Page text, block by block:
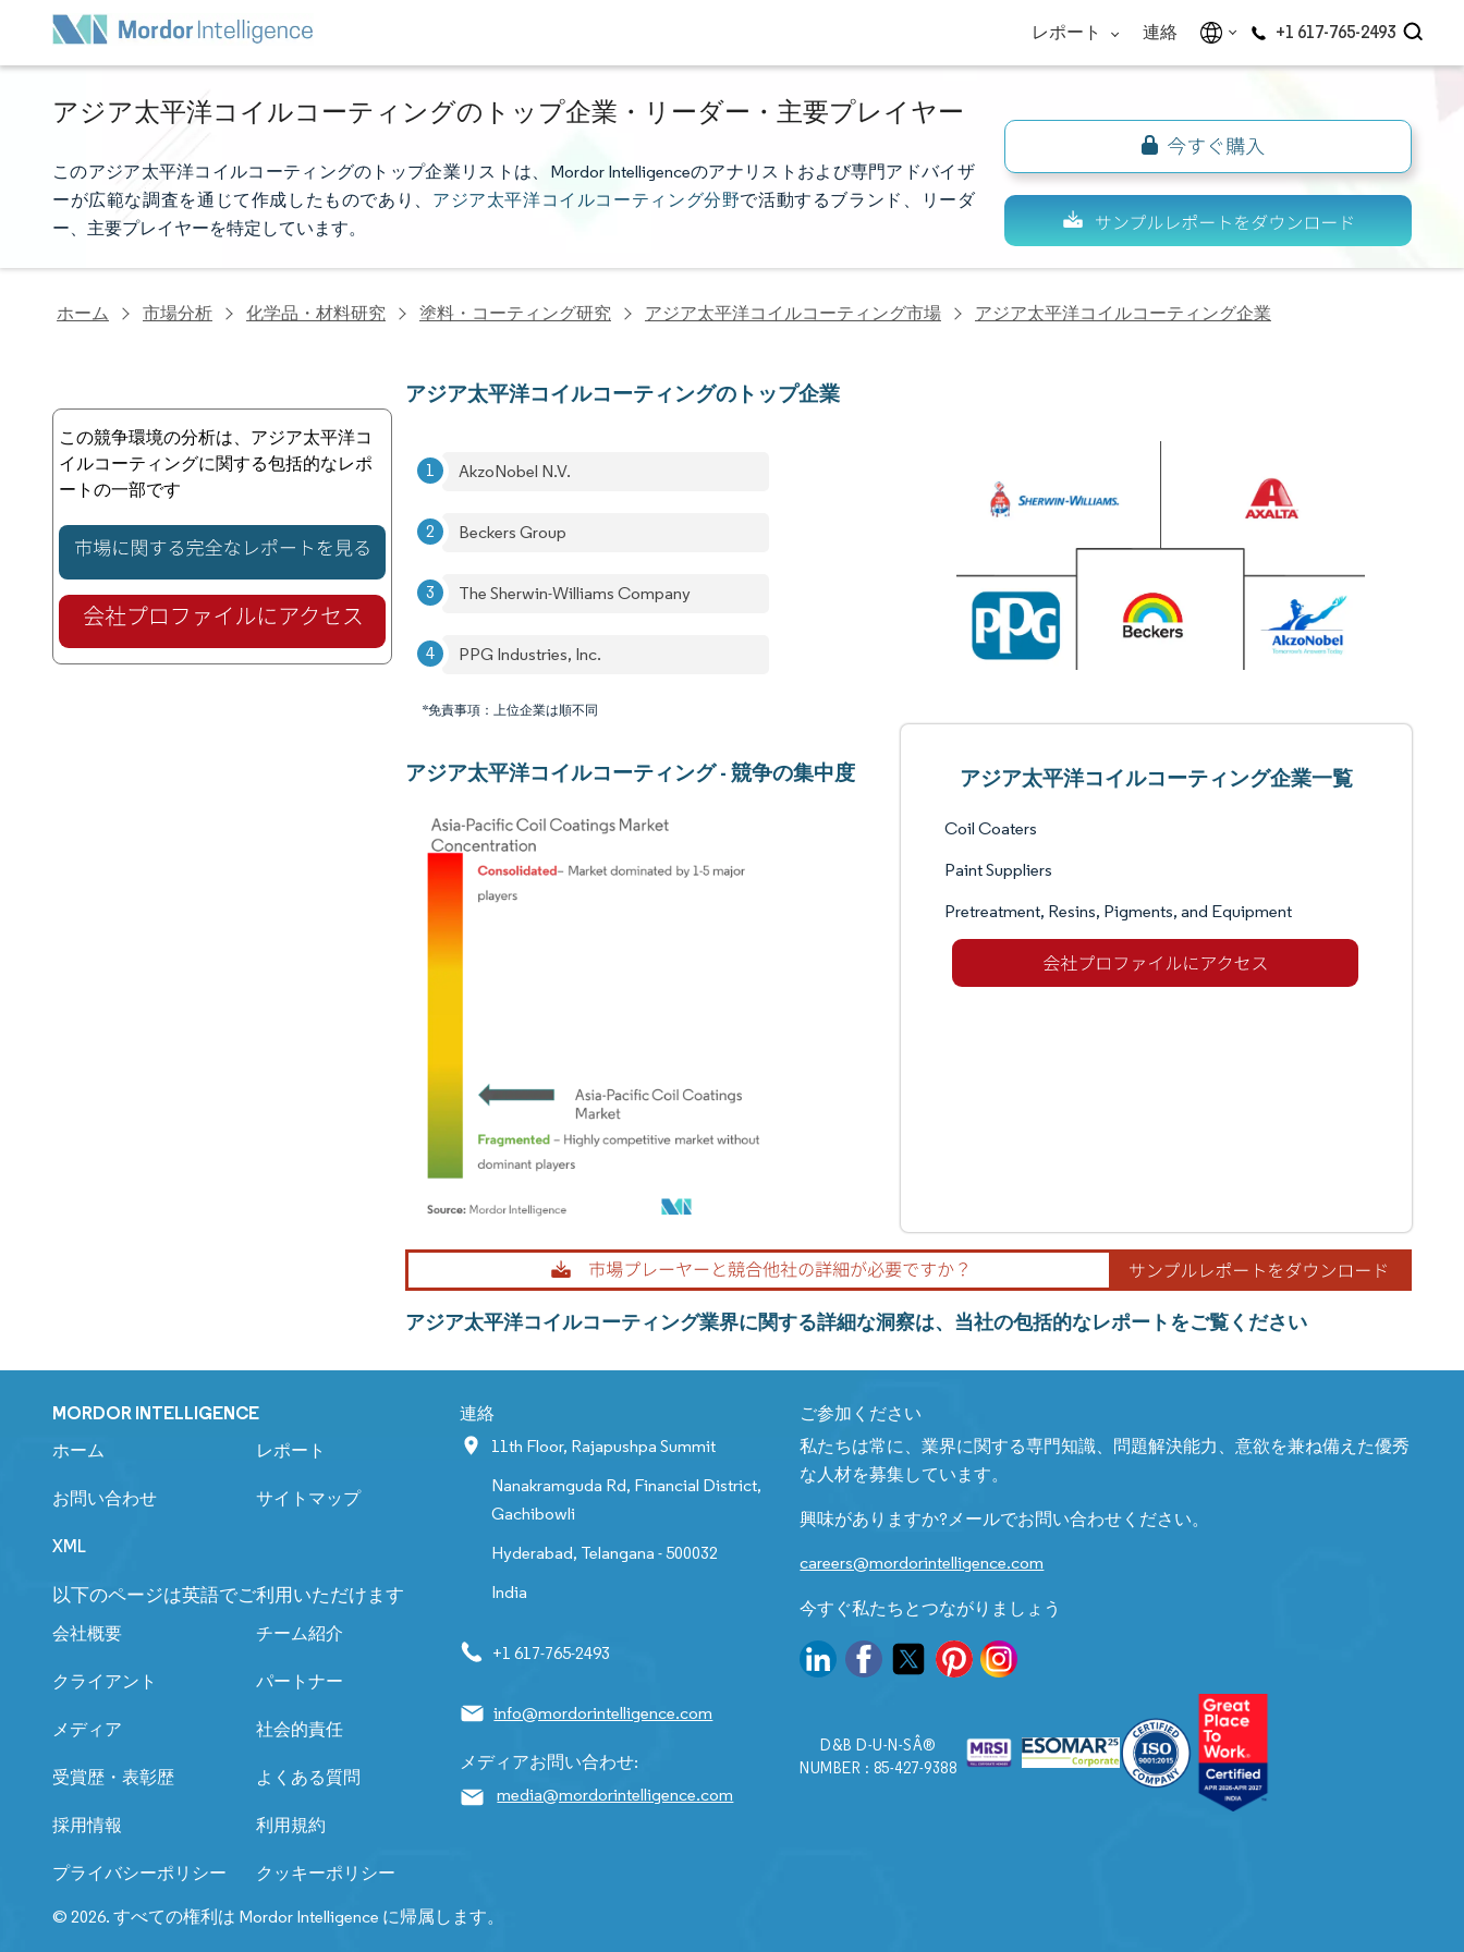
レポート 連絡 +1 617-765-2493
アジア太平洋コイルコーティングのトップ企業・リーダー・主要プレイヤー
このアジア太平洋コイルコーティングのトップ企業リストは、Mordor Intelligenceのアナリストおよび専門アドバイザ
ーが広範な調査を通じて作成したものであり、 アジア太平洋コイルコーティング分野で活動するブランド、リーダ
ー、主要プレイヤーを特定しています。
ホーム 市場分析 化学品・材料研究 塗料・コーティング研究 アジア太平洋コイルコーティング市場 アジア太平洋コイルコーティング企業
この競争環境の分析は、アジア太平洋コ
イルコーティングに関する包括的なレポ
ートの一部です
アジア太平洋コイルコーティングのトップ企業
AkzoNobel N.V.
Beckers Group
The Sherwin-Williams Company
PPG Industries, Inc.
*免責事項：上位企業は順不同
アジア太平洋コイルコーティング - 競争の集中度 アジア太平洋コイルコーティング企業一覧
Coil Coaters
Paint Suppliers
Pretreatment, Resins, Pigments, and Equipment
アジア太平洋コイルコーティング業界に関する詳細な洞察は、当社の包括的なレポートをご覧ください
MORDOR INTELLIGENCE
ホーム レポート
お問い合わせ サイトマップ
XML
以下のページは英語でご利用いただけます
会社概要 チーム紹介
クライアント パートナー
メディア 社会的責任
受賞歴・表彰歴 よくある質問
採用情報 利用規約
プライバシーポリシー クッキーポリシー
連絡
11th Floor, Rajapushpa Summit
Nanakramguda Rd, Financial District,
Gachibowli
Hyderabad, Telangana - 500032
India
+1 617-765-2493
info@mordorintelligence.com
メディアお問い合わせ:
media@mordorintelligence.com
ご参加ください
私たちは常に、業界に関する専門知識、問題解決能力、意欲を兼ね備えた優秀
な人材を募集しています。
興味がありますか?メールでお問い合わせください。
careers@mordorintelligence.com
今すぐ私たちとつながりましょう
D&B D-U-N-SÂ®
NUMBER : 85-427-9388
© 2026. すべての権利は Mordor Intelligence に帰属します。